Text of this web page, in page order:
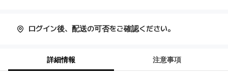
ログイン後、配送の可否をご確認ください。
詳細情報 注意事項